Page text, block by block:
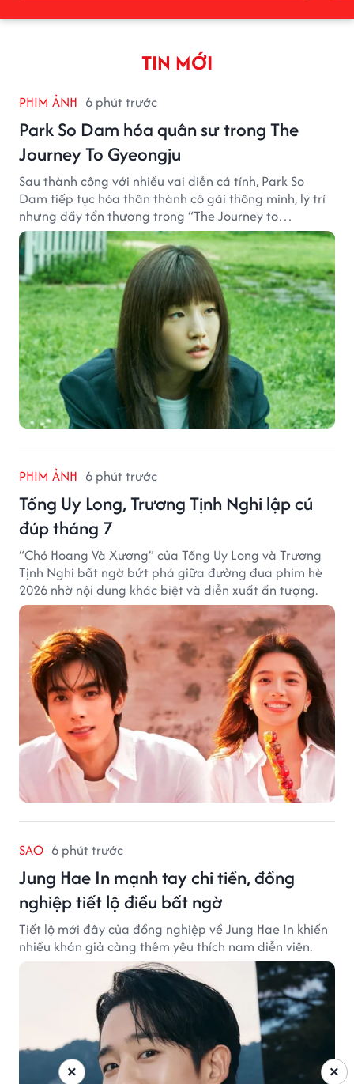
TIN MỚI
PHIM ẢNH 6 phút trước
Park So Dam hóa quân sư trong The
Journey To Gyeongju
Sau thành công với nhiều vai diễn cá tính, Park So
Dam tiếp tục hóa thân thành cô gái thông minh, lý trí
nhưng đầy tổn thương trong “The Journey to
Gyeongju”.
PHIM ẢNH 6 phút trước
Tống Uy Long, Trương Tịnh Nghi lập cú
đúp tháng 7
“Chó Hoang Và Xương” của Tống Uy Long và Trương
Tịnh Nghi bất ngờ bứt phá giữa đường đua phim hè
2026 nhờ nội dung khác biệt và diễn xuất ấn tượng.
SAO 6 phút trước
Jung Hae In mạnh tay chi tiền, đồng
nghiệp tiết lộ điều bất ngờ
Tiết lộ mới đây của đồng nghiệp về Jung Hae In khiến
nhiều khán giả càng thêm yêu thích nam diễn viên.
×
×